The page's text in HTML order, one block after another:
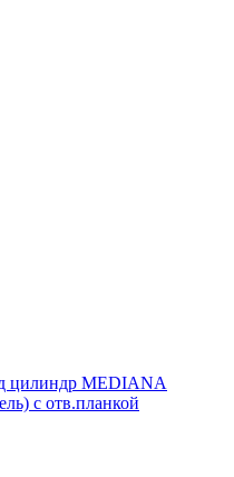
цилиндр MEDIANA
с отв.планкой